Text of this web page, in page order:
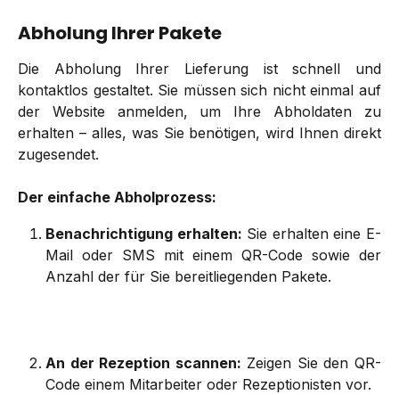
Abholung Ihrer Pakete
Die Abholung Ihrer Lieferung ist schnell und
kontaktlos gestaltet. Sie müssen sich nicht einmal auf
der Website anmelden, um Ihre Abholdaten zu
erhalten – alles, was Sie benötigen, wird Ihnen direkt
zugesendet.
Der einfache Abholprozess:
Benachrichtigung erhalten: Sie erhalten eine E-
Mail oder SMS mit einem QR-Code sowie der
Anzahl der für Sie bereitliegenden Pakete.
An der Rezeption scannen: Zeigen Sie den QR-
Code einem Mitarbeiter oder Rezeptionisten vor.